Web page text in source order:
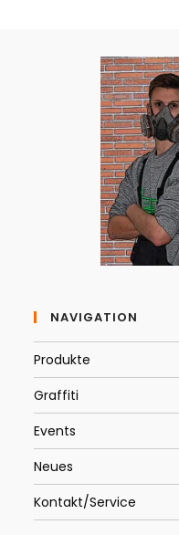
NAVIGATION
Produkte
Graffiti
Events
Neues
Kontakt/Service